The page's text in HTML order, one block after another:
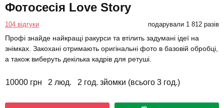
Фотосесія Love Story
104 відгуки подарували 1 812 разів
Профі знайде найкращі ракурси та втілить задумані ідеї на
знімках. Закохані отримають оригінальні фото в базовій обробці,
а також виберуть декілька кадрів для ретуші.
10000 грн 2 люд. 2 год. зйомки (всього 3 год.)